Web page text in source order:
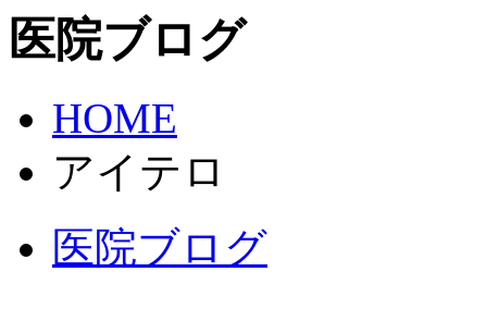
医院ブログ
HOME
アイテロ
医院ブログ